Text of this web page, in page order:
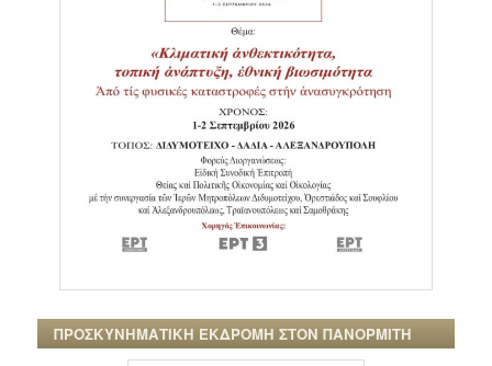
ΠΡΟΣΚΥΝΗΜΑΤΙΚΗ ΕΚΔΡΟΜΗ ΣΤΟΝ ΠΑΝΟΡΜΙΤΗ